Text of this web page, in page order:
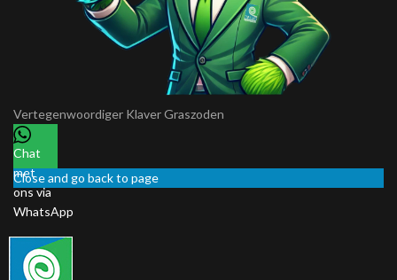
Vertegenwoordiger Klaver Graszoden
Chat
met
ons via
WhatsApp
Close and go back to page